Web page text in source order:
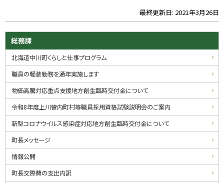
ッ
に
最終更新日: 2021年3月26日
サ
イ
ド
メ
ニ
ュ
ー
総務課
北海道中川町くらしと仕事プログラム
職員の軽装勤務を通年実施します
物価高騰対応重点支援地方創生臨時交付金について
令和8年度上川管内町村等職員採用資格試験説明会のご案内
新型コロナウイルス感染症対応地方創生臨時交付金について
町長メッセージ
情報公開
町長交際費の支出内訳